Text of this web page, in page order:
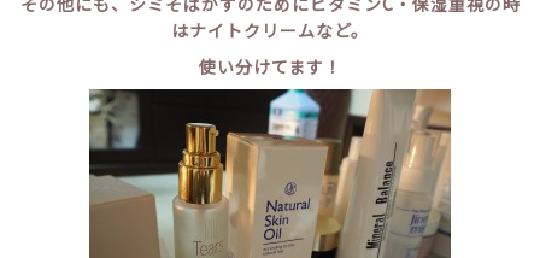
はナイトクリームなど。
使い分けてます！